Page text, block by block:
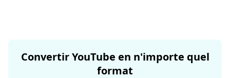
Convertir YouTube en n'importe quel
format